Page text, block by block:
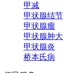
甲减
甲状腺结节
甲状腺瘤
甲状腺肿大
甲状腺炎
桥本氏病